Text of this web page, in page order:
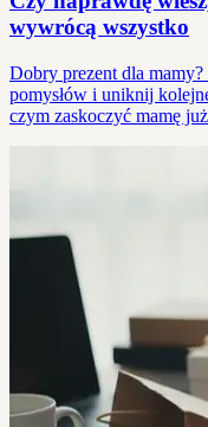
wywrócą wszystko
Dobry prezent dla
pomysłów i uniknij
czym zaskoczyć mamę